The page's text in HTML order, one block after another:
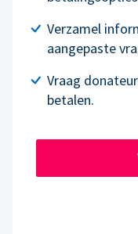
Verzamel
aangepaste
Vraag
betalen.